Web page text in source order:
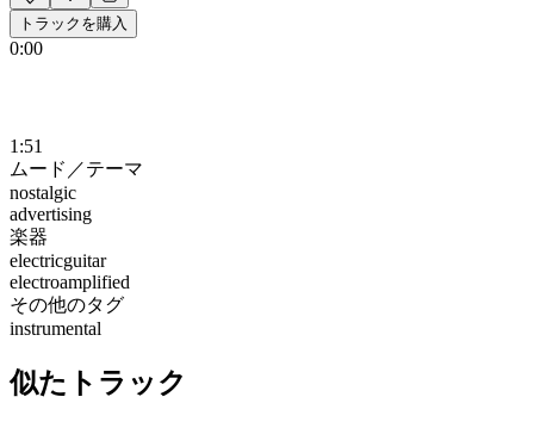
トラックを購入
0:00
1:51
ムード／テーマ
nostalgic
advertising
楽器
electricguitar
electroamplified
その他のタグ
instrumental
似たトラック